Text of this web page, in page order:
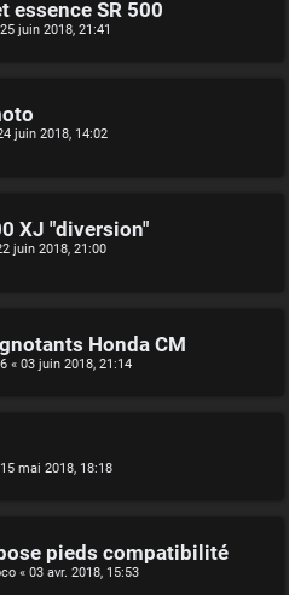
essence SR 500
25 juin 2018, 21:41
juin 2018, 14:02
XJ "diversion"
juin 2018, 21:00
Honda CM
« 03 juin 2018, 21:14
15 mai 2018, 18:18
pieds compatibilité
« 03 avr. 2018, 15:53